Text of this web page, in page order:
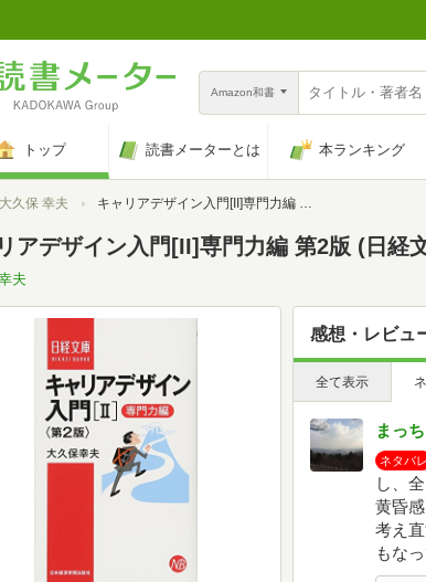
Amazon和書
トップ 読書メーターとは 本ランキング
大久保 幸夫 キャリアデザイン入門[II]専門力編 第2版 (日経文庫)
アデザイン入門[II]専門力編 第2版 (日経
夫
感想・レビュ
全て表示
まっち
ネタバレ
し、
黄昏
考え
もな